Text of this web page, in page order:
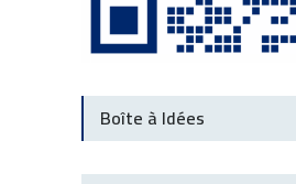
Boîte à Idées